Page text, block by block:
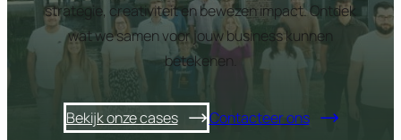
strategie, creativiteit en bewezen impact. Ontdek
wat we samen voor jouw business kunnen
betekenen.
Bekijk onze cases Contacteer ons